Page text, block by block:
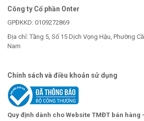
Công ty Cổ phần Onter
GPĐKKD: 0109272869
Địa chỉ: Tầng 5, Số 15 Dịch Vọng Hậu, Phường
Nam
Chính sách và điều khoản sử dụng
Quy định dành cho Website TMĐT bán hàng